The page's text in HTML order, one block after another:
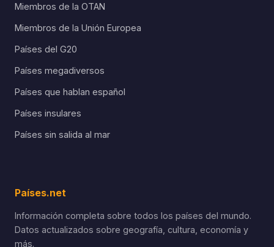
Miembros de la OTAN
Miembros de la Unión Europea
Países del G20
Países megadiversos
Países que hablan español
Países insulares
Países sin salida al mar
Países.net
Información completa sobre todos los países del mundo.
Datos actualizados sobre geografía, cultura, economía y
más.